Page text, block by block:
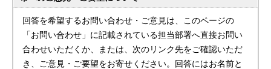
回答を希望するお問い合わせ・ご意見は、このページの
「お問い合わせ」に記載されている担当部署へ直接お問い
合わせいただくか、または、次のリンク先をご確認いただ
き、ご意見・ご要望をお寄せください。回答にはお名前と